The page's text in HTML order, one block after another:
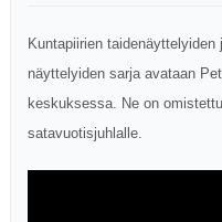
Kuntapiirien
näyttelyiden sarja avataan
keskuksessa. Ne on
satavuotisjuhlalle.